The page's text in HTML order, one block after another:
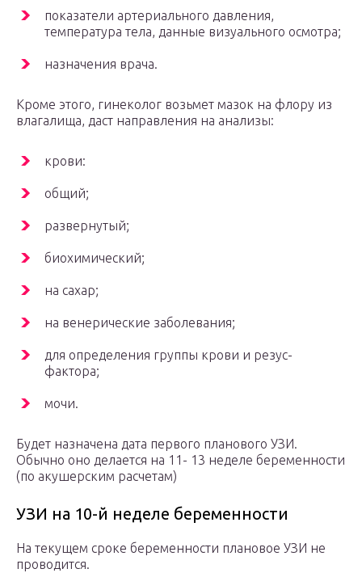
показатели артериального давления,
температура тела, данные визуального осмотра;
назначения врача.
Кроме этого, гинеколог возьмет мазок на флору из
влагалища, даст направления на анализы:
крови:
общий;
развернутый;
биохимический;
на сахар;
на венерические заболевания;
для определения группы крови и резус-
фактора;
мочи.
Будет назначена дата первого планового УЗИ.
Обычно оно делается на 11- 13 неделе беременности
(по акушерским расчетам)
УЗИ на 10-й неделе беременности
На текущем сроке беременности плановое УЗИ не
проводится.